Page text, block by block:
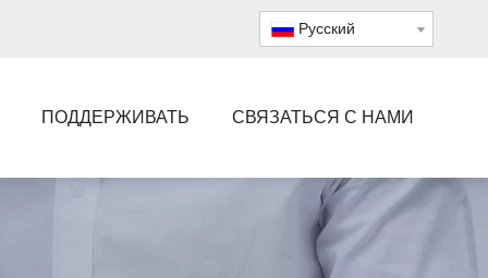
Pусский
ПОДДЕРЖИВАТЬ СВЯЗАТЬСЯ С НАМИ